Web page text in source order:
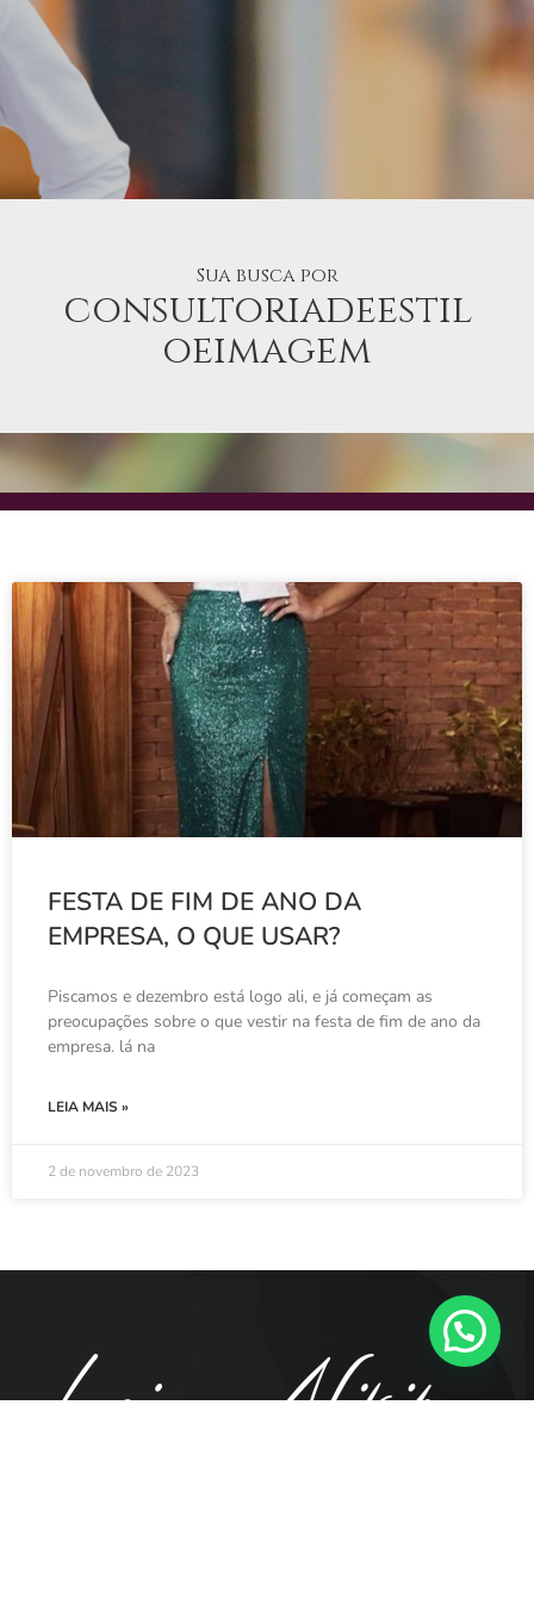
Sua busca por
consultoriadeestil
oeimagem
FESTA DE FIM DE ANO DA
EMPRESA, O QUE USAR?
Piscamos e dezembro está logo ali, e já começam as
preocupações sobre o que vestir na festa de fim de ano da
empresa. lá na
LEIA MAIS »
2 de novembro de 2023